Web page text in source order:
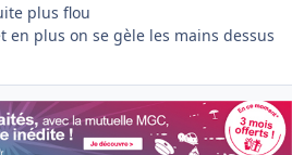
plus flou
en plus on se gèle les mains dessus